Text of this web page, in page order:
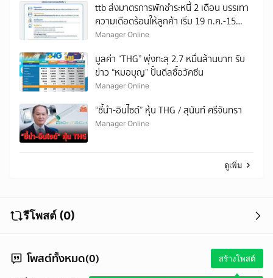
ttb ส่งมาตรการพักชำระหนี้ 2 เดือน บรรเทา
ความเดือดร้อนให้ลูกค้า เริ่ม 19 ก.ค.-15
ส.ค.นี้
Manager Online
มูลค่า “THG” พุ่งทะลุ 2.7 หมื่นล้านบาท รับ
ข่าว “หมอบุญ” ปั้นดีลซื้อวัคซีน
Manager Online
“ชี้นำ-อินไซด์” หุ้น THG / สุนันท์ ศรีจันทรา
Manager Online
ดูเพิ่ม
รีโพสต์ (0)
โพสต์ทั้งหมด(0) สร้างโพสต์